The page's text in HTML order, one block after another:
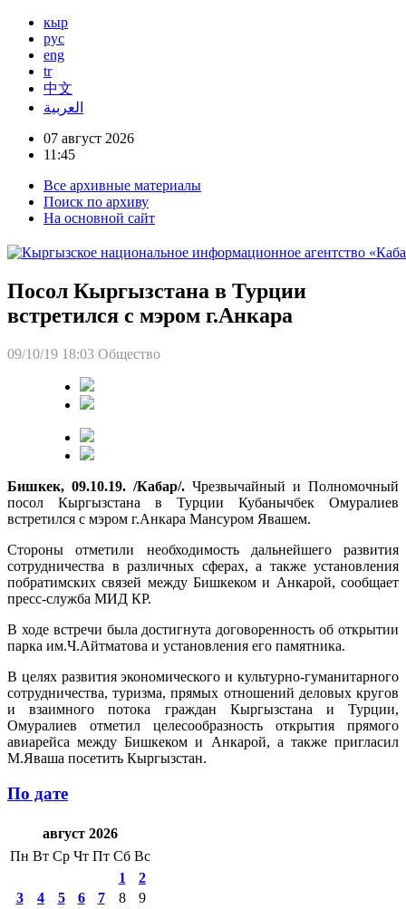
кыр
рус
eng
tr
中文
العربية
07 август 2026
11:45
Все архивные материалы
Поиск по архиву
На основной сайт
Посол Кыргызстана в Турции
встретился с мэром г.Анкара
09/10/19 18:03 Общество
Бишкек, 09.10.19. /Кабар/. Чрезвычайный и Полномочный
посол Кыргызстана в Турции Кубанычбек Омуралиев
встретился с мэром г.Анкара Мансуром Явашем.
Стороны отметили необходимость дальнейшего развития
сотрудничества в различных сферах, а также установления
побратимских связей между Бишкеком и Анкарой, сообщает
пресс-служба МИД КР.
В ходе встречи была достигнута договоренность об открытии
парка им.Ч.Айтматова и установления его памятника.
В целях развития экономического и культурно-гуманитарного
сотрудничества, туризма, прямых отношений деловых кругов
и взаимного потока граждан Кыргызстана и Турции,
Омуралиев отметил целесообразность открытия прямого
авиарейса между Бишкеком и Анкарой, а также пригласил
М.Яваша посетить Кыргызстан.
По дате
август 2026
Пн Вт Ср Чт Пт Сб Вс
1
2
3
4 5 6 7 8
9